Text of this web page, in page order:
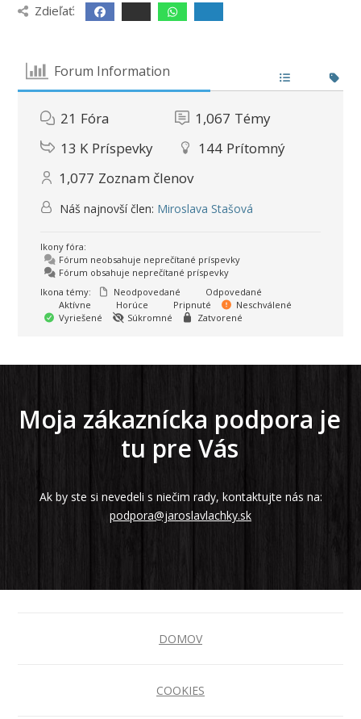
Zdieľať:
Forum Information
21 Fóra 1,067 Témy
13 K Príspevky 144 Prítomný
1,077 Zoznam členov
Náš najnovší člen: Miroslava Stašová
Ikony fóra:
Fórum neobsahuje neprečítané príspevky
Fórum obsahuje neprečítané príspevky
Ikona témy:
Neodpovedané
Odpovedané
Aktívne
Horúce Pripnuté
Neschválené
Vyriešené
Súkromné Zatvorené
Moja zákaznícka podpora je
tu pre Vás
Ak by ste si nevedeli s niečim rady, kontaktujte nás na:
podpora@jaroslavlachky.sk
DOMOV
COOKIES